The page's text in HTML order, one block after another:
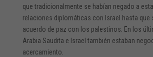
que tradicionalmente se habían negado a
relaciones diplomáticas con Israel hasta que
acuerdo de paz con los palestinos. En los
Arabia Saudita e Israel también estaban
acercamiento.